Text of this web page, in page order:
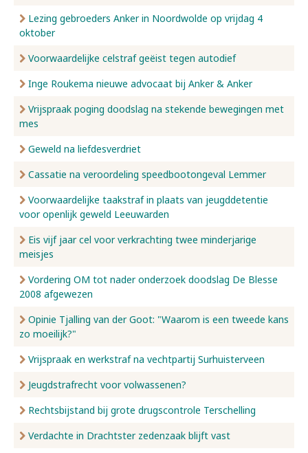
Lezing gebroeders Anker in Noordwolde op vrijdag 4
oktober
Voorwaardelijke celstraf geëist tegen autodief
Inge Roukema nieuwe advocaat bij Anker & Anker
Vrijspraak poging doodslag na stekende bewegingen met
mes
Geweld na liefdesverdriet
Cassatie na veroordeling speedbootongeval Lemmer
Voorwaardelijke taakstraf in plaats van jeugddetentie
voor openlijk geweld Leeuwarden
Eis vijf jaar cel voor verkrachting twee minderjarige
meisjes
Vordering OM tot nader onderzoek doodslag De Blesse
2008 afgewezen
Opinie Tjalling van der Goot: "Waarom is een tweede kans
zo moeilijk?"
Vrijspraak en werkstraf na vechtpartij Surhuisterveen
Jeugdstrafrecht voor volwassenen?
Rechtsbijstand bij grote drugscontrole Terschelling
Verdachte in Drachtster zedenzaak blijft vast